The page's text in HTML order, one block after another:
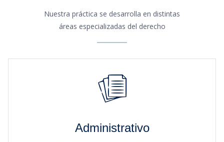
Nuestra práctica se desarrolla en distintas
áreas especializadas del derecho
Administrativo